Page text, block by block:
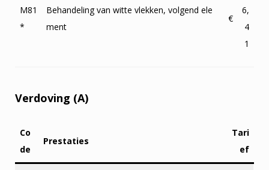
M81
*
Behandeling van witte vlekken, volgend ele
ment
€
6,
4
1
Verdoving (A)
Co
de
Prestaties
Tari
ef